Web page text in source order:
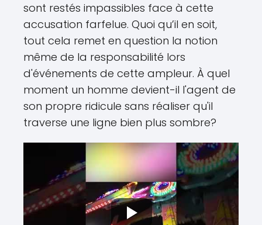
sont restés impassibles face à cette
accusation farfelue. Quoi qu’il en soit,
tout cela remet en question la notion
même de la responsabilité lors
d'événements de cette ampleur. À quel
moment un homme devient-il l'agent de
son propre ridicule sans réaliser qu'il
traverse une ligne bien plus sombre?